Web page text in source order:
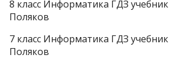
8 класс Информатика ГДЗ учебник
Поляков
7 класс Информатика ГДЗ учебник
Поляков